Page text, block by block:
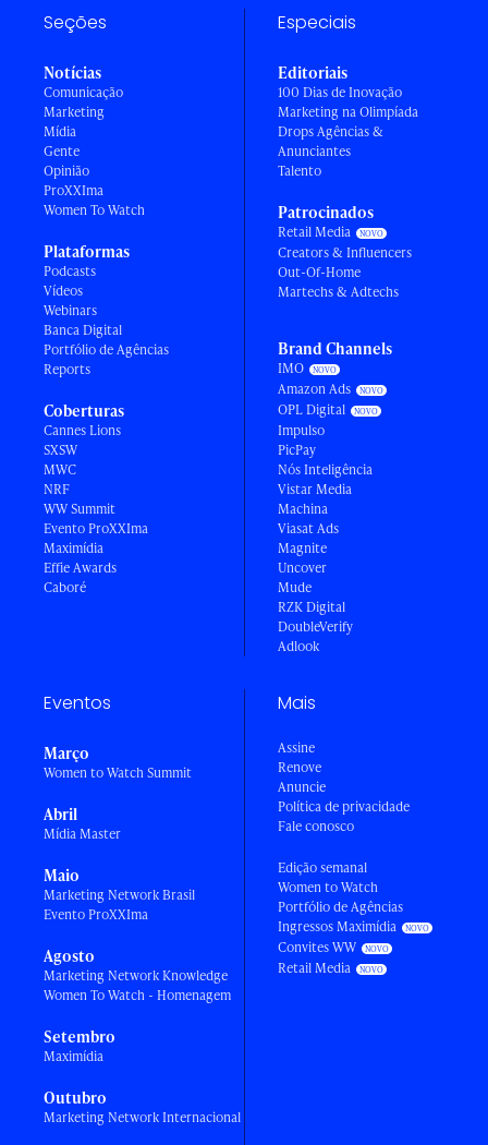
Seções
Notícias
Comunicação
Marketing
Mídia
Gente
Opinião
ProXXIma
Women To Watch
Plataformas
Podcasts
Vídeos
Webinars
Banca Digital
Portfólio de Agências
Reports
Coberturas
Cannes Lions
SXSW
MWC
NRF
WW Summit
Evento ProXXIma
Maximídia
Effie Awards
Caboré
Especiais
Editoriais
100 Dias de Inovação
Marketing na Olimpíada
Drops Agências &
Anunciantes
Talento
Patrocinados
Retail Media
Creators & Influencers
Out-Of-Home
Martechs & Adtechs
Brand Channels
IMO
Amazon Ads
OPL Digital
Impulso
PicPay
Nós Inteligência
Vistar Media
Machina
Viasat Ads
Magnite
Uncover
Mude
RZK Digital
DoubleVerify
Adlook
Eventos
Março
Women to Watch Summit
Abril
Mídia Master
Maio
Marketing Network Brasil
Evento ProXXIma
Agosto
Marketing Network Knowledge
Women To Watch - Homenagem
Setembro
Maximídia
Outubro
Marketing Network Internacional
Mais
Assine
Renove
Anuncie
Política de privacidade
Fale conosco
Edição semanal
Women to Watch
Portfólio de Agências
Ingressos Maximídia
Convites WW
Retail Media